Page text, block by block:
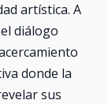
artística. A
diálogo
donde la
sus